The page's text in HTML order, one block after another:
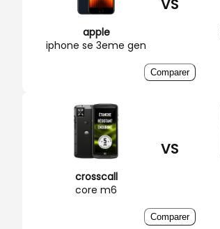
apple
iphone se 3eme gen
VS
Comparer
crosscall
core m6
VS
Comparer